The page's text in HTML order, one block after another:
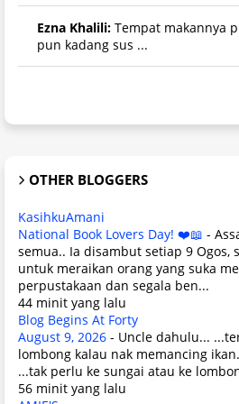
Ezna Khalili: Tempat makannya
pun kadang sus ...
OTHER BLOGGERS
KasihkuAmani
National Book Lovers Day! ❤️📖 -
semua.. Ia disambut setiap 9 Ogos,
untuk meraikan orang yang suka
perpustakaan dan segala ben...
44 minit yang lalu
Blog Begins At Forty
August 9, 2026 - Uncle dahulu...
lombong kalau nak memancing
...tak perlu ke sungai atau ke
56 minit yang lalu